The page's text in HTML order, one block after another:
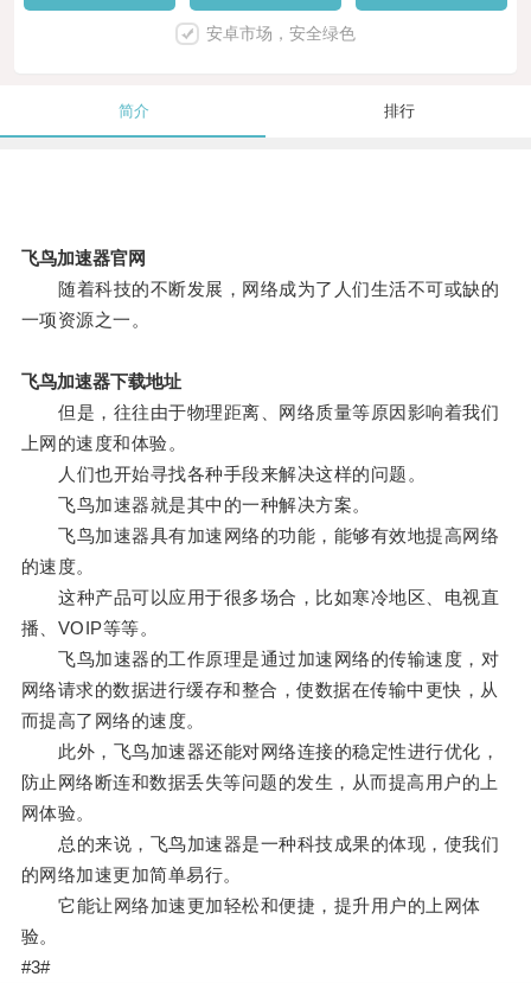
安卓市场，安全绿色
简介 排行
飞鸟加速器官网
随着科技的不断发展，网络成为了人们生活不可或缺的
一项资源之一。
飞鸟加速器下载地址
但是，往往由于物理距离、网络质量等原因影响着我们
上网的速度和体验。
人们也开始寻找各种手段来解决这样的问题。
飞鸟加速器就是其中的一种解决方案。
飞鸟加速器具有加速网络的功能，能够有效地提高网络
的速度。
这种产品可以应用于很多场合，比如寒冷地区、电视直
播、VOIP等等。
飞鸟加速器的工作原理是通过加速网络的传输速度，对
网络请求的数据进行缓存和整合，使数据在传输中更快，从
而提高了网络的速度。
此外，飞鸟加速器还能对网络连接的稳定性进行优化，
防止网络断连和数据丢失等问题的发生，从而提高用户的上
网体验。
总的来说，飞鸟加速器是一种科技成果的体现，使我们
的网络加速更加简单易行。
它能让网络加速更加轻松和便捷，提升用户的上网体
验。
#3#